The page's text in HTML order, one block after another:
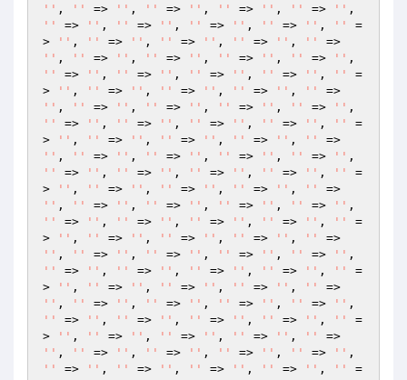
'' , '' => '' , '' => '' , '' => '' , '' => ''
''
=> '' , '' => '' , '' => '' , '' => '' , ''
=
>
'' , '' => '' , '' => '' , '' => '' , ''
'' , '' => '' , '' => '' , '' => '' , '' => ''
''
=> '' , '' => '' , '' => '' , '' => '' , ''
=
>
'' , '' => '' , '' => '' , '' => '' , ''
'' , '' => '' , '' => '' , '' => '' , '' => ''
''
=> '' , '' => '' , '' => '' , '' => '' , ''
=
>
'' , '' => '' , '' => '' , '' => '' , ''
'' , '' => '' , '' => '' , '' => '' , '' => ''
''
=> '' , '' => '' , '' => '' , '' => '' , ''
=
>
'' , '' => '' , '' => '' , '' => '' , ''
'' , '' => '' , '' => '' , '' => '' , '' => ''
''
=> '' , '' => '' , '' => '' , '' => '' , ''
=
>
'' , '' => '' , '' => '' , '' => '' , ''
'' , '' => '' , '' => '' , '' => '' , '' => ''
''
=> '' , '' => '' , '' => '' , '' => '' , ''
=
>
'' , '' => '' , '' => '' , '' => '' , ''
'' , '' => '' , '' => '' , '' => '' , '' => ''
''
=> '' , '' => '' , '' => '' , '' => '' , ''
=
>
'' , '' => '' , '' => '' , '' => '' , ''
'' , '' => '' , '' => '' , '' => '' , '' => ''
''
=> '' , '' => '' , '' => '' , '' => '' , ''
=